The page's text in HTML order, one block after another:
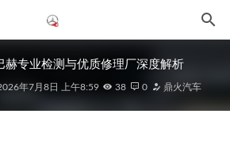
赫专业检测与优质修理厂深度解析
年7月8日 上午8:59 38 0 鼎火汽车